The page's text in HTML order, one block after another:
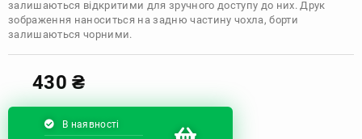
залишаються відкритими для зручного доступу до них. Друк
зображення наноситься на задню частину чохла, борти
залишаються чорними.
430₴
В наявності